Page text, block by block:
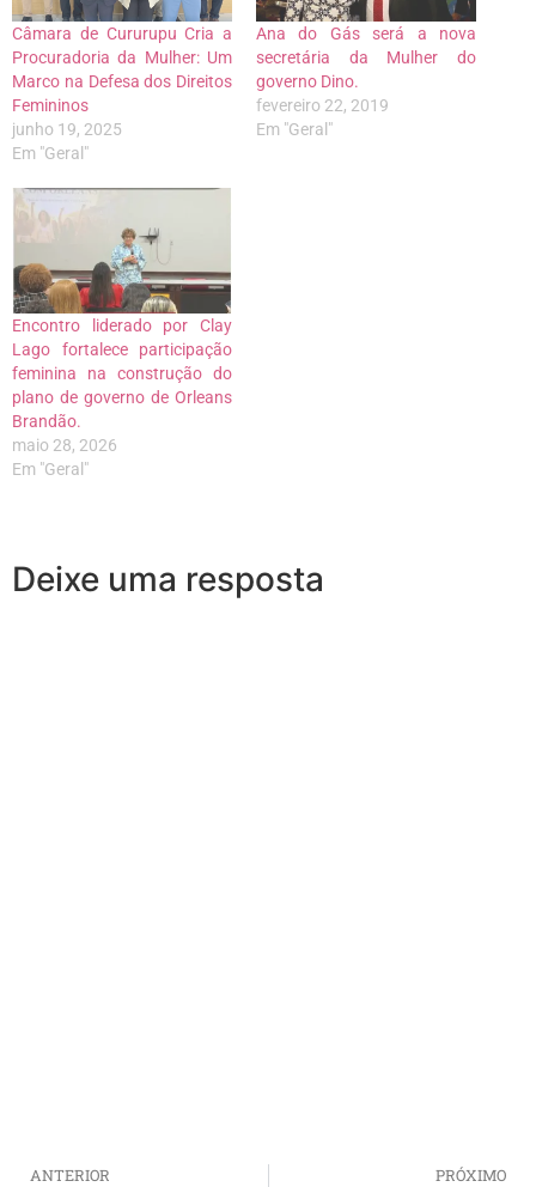
Câmara de Cururupu Cria a
Procuradoria da Mulher: Um
Marco na Defesa dos Direitos
Femininos
junho 19, 2025
Em "Geral"
Ana do Gás será a nova
secretária da Mulher do
governo Dino.
fevereiro 22, 2019
Em "Geral"
Encontro liderado por Clay
Lago fortalece participação
feminina na construção do
plano de governo de Orleans
Brandão.
maio 28, 2026
Em "Geral"
Deixe uma resposta
ANTERIOR PRÓXIMO